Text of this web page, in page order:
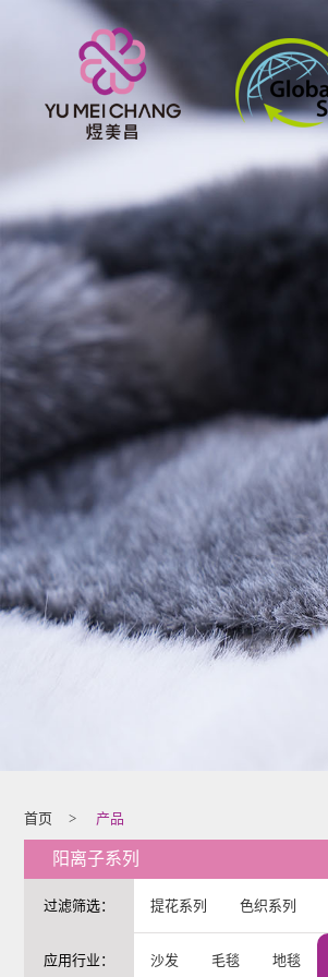
首页 > 产品
阳离子系列
过滤筛选： 提花系列 色织系列
应用行业： 沙发 毛毯 地毯